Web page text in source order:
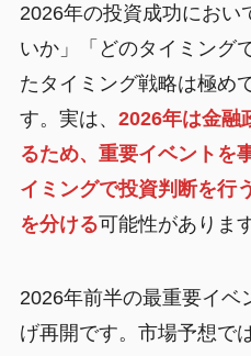
2026年の投資成功におい
いか」「どのタイミング
たタイミング戦略は極め
す。実は、 2026年は金融
るため、重要イベントを
イミングで投資判断を行
を分ける可能性があります
2026年前半の最重要イベ
げ再開です。市場予想で